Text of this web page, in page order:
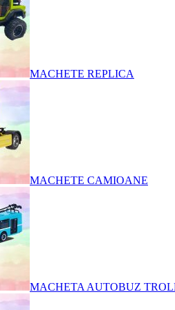
MACHETE REPLICA
MACHETE CAMIOANE
MACHETA AUTOBUZ